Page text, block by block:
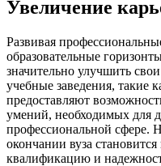
Увеличение
Развивая
образовательные
значительно улучшить
учебные заведения, такие
предоставляют
умений, необходимых для
профессиональной сфере.
окончании вуза
квалификацию и